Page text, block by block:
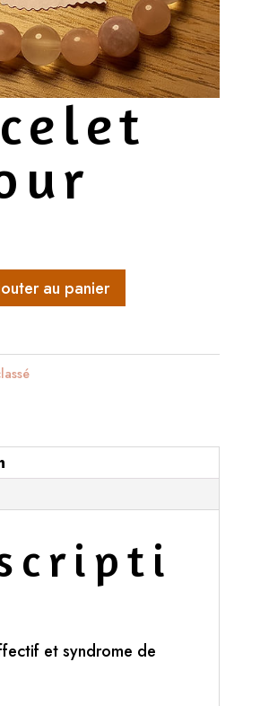
au panier
et syndrome de